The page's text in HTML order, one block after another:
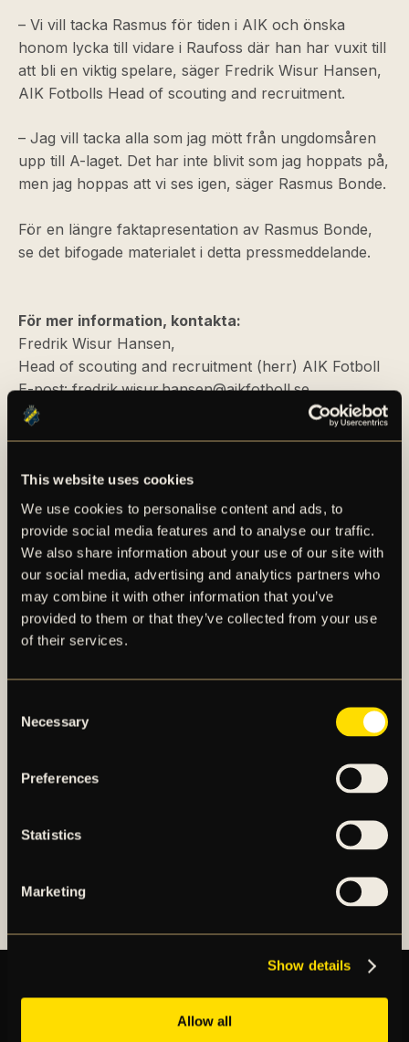
This website uses cookies
We use cookies to personalise content and ads, to
provide social media features and to analyse our traffic.
We also share information about your use of our site with
our social media, advertising and analytics partners who
may combine it with other information that you’ve
provided to them or that they’ve collected from your use
of their services.
Selection
Necessary
Preferences
Statistics
Marketing
Show details
Allow all
– Vi vill tacka Rasmus för tiden i AIK och önska
honom lycka till vidare i Raufoss där han har vuxit till
att bli en viktig spelare, säger Fredrik Wisur Hansen,
AIK Fotbolls Head of scouting and recruitment.
– Jag vill tacka alla som jag mött från ungdomsåren
upp till A-laget. Det har inte blivit som jag hoppats på,
men jag hoppas att vi ses igen, säger Rasmus Bonde.
För en längre faktapresentation av Rasmus Bonde,
se det bifogade materialet i detta pressmeddelande.
För mer information, kontakta:
Fredrik Wisur Hansen,
Head of scouting and recruitment (herr) AIK Fotboll
E-post:fredrik.wisur.hansen@aikfotboll.se
AIK – SEDAN 1891
elitfotbollsverksamhet genom ett herrlag och ett
damlag. Herrlaget spelar i Allsvenskan och damlaget
spelar i OBOS Damallsvenskan. AIK Fotboll AB är
noterat på NGM Nordic Growth Market Stockholm.